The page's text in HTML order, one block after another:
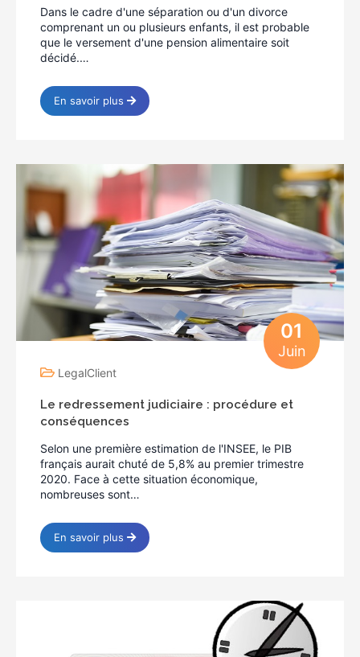
Dans le cadre d'une séparation ou d'un divorce
comprenant un ou plusieurs enfants, il est probable
que le versement d'une pension alimentaire soit
décidé.…
En savoir plus
LegalClient
01
Juin
Le redressement judiciaire : procédure et
conséquences
Selon une première estimation de l'INSEE, le PIB
français aurait chuté de 5,8% au premier trimestre
2020. Face à cette situation économique,
nombreuses sont…
En savoir plus